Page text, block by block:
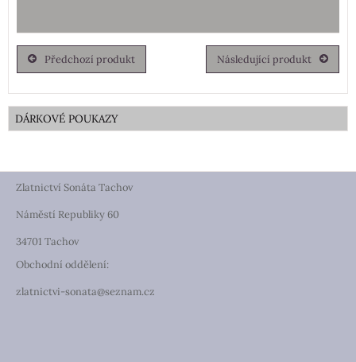
Předchozí produkt Následující produkt
DÁRKOVÉ POUKAZY
Zlatnictví Sonáta Tachov
Náměstí Republiky 60
34701 Tachov
Obchodní oddělení:
zlatnictvi-sonata@seznam.cz